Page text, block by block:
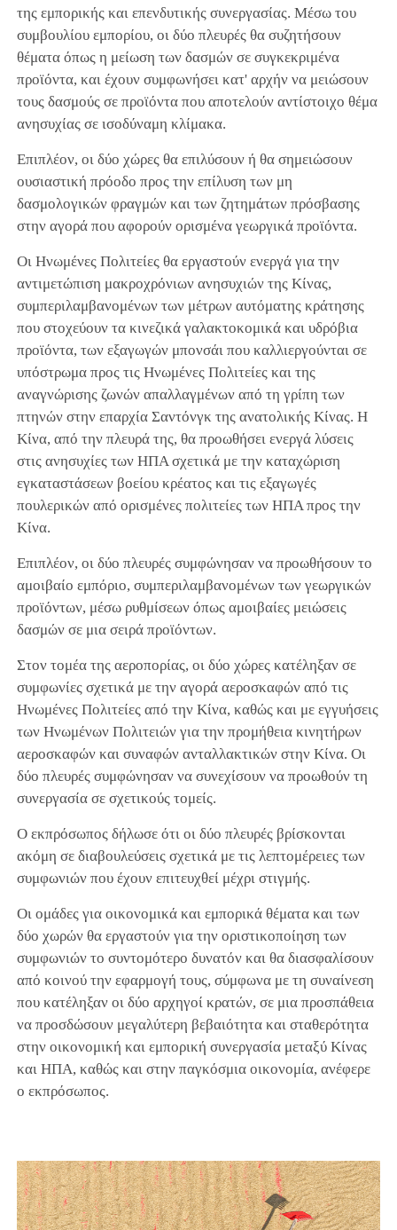
της εμπορικής και επενδυτικής συνεργασίας. Μέσω του
συμβουλίου εμπορίου, οι δύο πλευρές θα συζητήσουν
θέματα όπως η μείωση των δασμών σε συγκεκριμένα
προϊόντα, και έχουν συμφωνήσει κατ' αρχήν να μειώσουν
τους δασμούς σε προϊόντα που αποτελούν αντίστοιχο θέμα
ανησυχίας σε ισοδύναμη κλίμακα.
Επιπλέον, οι δύο χώρες θα επιλύσουν ή θα σημειώσουν
ουσιαστική πρόοδο προς την επίλυση των μη
δασμολογικών φραγμών και των ζητημάτων πρόσβασης
στην αγορά που αφορούν ορισμένα γεωργικά προϊόντα.
Οι Ηνωμένες Πολιτείες θα εργαστούν ενεργά για την
αντιμετώπιση μακροχρόνιων ανησυχιών της Κίνας,
συμπεριλαμβανομένων των μέτρων αυτόματης κράτησης
που στοχεύουν τα κινεζικά γαλακτοκομικά και υδρόβια
προϊόντα, των εξαγωγών μπονσάι που καλλιεργούνται σε
υπόστρωμα προς τις Ηνωμένες Πολιτείες και της
αναγνώρισης ζωνών απαλλαγμένων από τη γρίπη των
πτηνών στην επαρχία Σαντόνγκ της ανατολικής Κίνας. Η
Κίνα, από την πλευρά της, θα προωθήσει ενεργά λύσεις
στις ανησυχίες των ΗΠΑ σχετικά με την καταχώριση
εγκαταστάσεων βοείου κρέατος και τις εξαγωγές
πουλερικών από ορισμένες πολιτείες των ΗΠΑ προς την
Κίνα.
Επιπλέον, οι δύο πλευρές συμφώνησαν να προωθήσουν το
αμοιβαίο εμπόριο, συμπεριλαμβανομένων των γεωργικών
προϊόντων, μέσω ρυθμίσεων όπως αμοιβαίες μειώσεις
δασμών σε μια σειρά προϊόντων.
Στον τομέα της αεροπορίας, οι δύο χώρες κατέληξαν σε
συμφωνίες σχετικά με την αγορά αεροσκαφών από τις
Ηνωμένες Πολιτείες από την Κίνα, καθώς και με εγγυήσεις
των Ηνωμένων Πολιτειών για την προμήθεια κινητήρων
αεροσκαφών και συναφών ανταλλακτικών στην Κίνα. Οι
δύο πλευρές συμφώνησαν να συνεχίσουν να προωθούν τη
συνεργασία σε σχετικούς τομείς.
Ο εκπρόσωπος δήλωσε ότι οι δύο πλευρές βρίσκονται
ακόμη σε διαβουλεύσεις σχετικά με τις λεπτομέρειες των
συμφωνιών που έχουν επιτευχθεί μέχρι στιγμής.
Οι ομάδες για οικονομικά και εμπορικά θέματα και των
δύο χωρών θα εργαστούν για την οριστικοποίηση των
συμφωνιών το συντομότερο δυνατόν και θα διασφαλίσουν
από κοινού την εφαρμογή τους, σύμφωνα με τη συναίνεση
που κατέληξαν οι δύο αρχηγοί κρατών, σε μια προσπάθεια
να προσδώσουν μεγαλύτερη βεβαιότητα και σταθερότητα
στην οικονομική και εμπορική συνεργασία μεταξύ Κίνας
και ΗΠΑ, καθώς και στην παγκόσμια οικονομία, ανέφερε
ο εκπρόσωπος.